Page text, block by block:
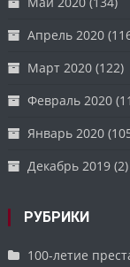
Апрель 2020
Март 2020 (122)
Февраль 2020
Январь 2020
Декабрь 2019 (2)
РУБРИКИ
100-летие